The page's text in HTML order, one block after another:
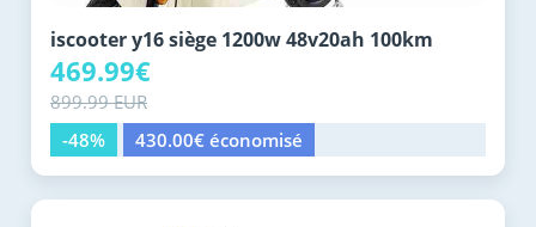
iscooter y16 siège 1200w 48v20ah 100km
469.99€
899.99 EUR
-48%
430.00€ économisé